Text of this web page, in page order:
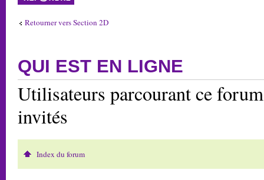
Retourner vers Section 2D
QUI EST EN LIGNE
Utilisateurs parcourant ce
invités
Index du forum